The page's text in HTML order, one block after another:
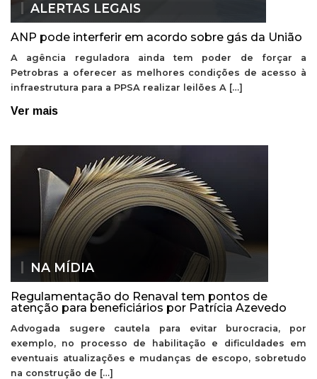
ALERTAS LEGAIS
ANP pode interferir em acordo sobre gás da União
A agência reguladora ainda tem poder de forçar a
Petrobras a oferecer as melhores condições de acesso à
infraestrutura para a PPSA realizar leilões A […]
Ver mais
NA MÍDIA
Regulamentação do Renaval tem pontos de
atenção para beneficiários por Patrícia Azevedo
Advogada sugere cautela para evitar burocracia, por
exemplo, no processo de habilitação e dificuldades em
eventuais atualizações e mudanças de escopo, sobretudo
na construção de […]